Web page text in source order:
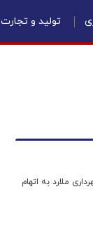
تولید و تجارت
پلیس ساختمانی شهرداری ملارد به اتهام